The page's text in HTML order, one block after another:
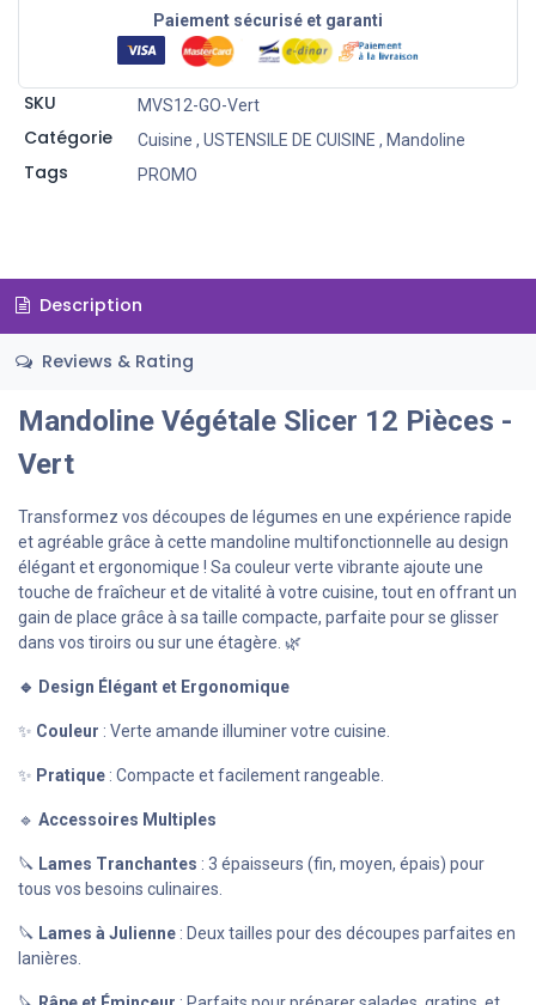
Paiement sécurisé et garanti
SKU MVS12-GO-Vert
Catégorie Cuisine , USTENSILE DE CUISINE , Mandoline
Tags PROMO
Description
Reviews & Rating
Mandoline Végétale Slicer 12 Pièces -
Vert
Transformez vos découpes de légumes en une expérience rapide
et agréable grâce à cette mandoline multifonctionnelle au design
élégant et ergonomique ! Sa couleur verte vibrante ajoute une
touche de fraîcheur et de vitalité à votre cuisine, tout en offrant un
gain de place grâce à sa taille compacte, parfaite pour se glisser
dans vos tiroirs ou sur une étagère. 🌿
🔹 Design Élégant et Ergonomique
✨ Couleur : Verte amande illuminer votre cuisine.
✨ Pratique : Compacte et facilement rangeable.
🔹 Accessoires Multiples
🔪 Lames Tranchantes : 3 épaisseurs (fin, moyen, épais) pour
tous vos besoins culinaires.
🔪 Lames à Julienne : Deux tailles pour des découpes parfaites en
lanières.